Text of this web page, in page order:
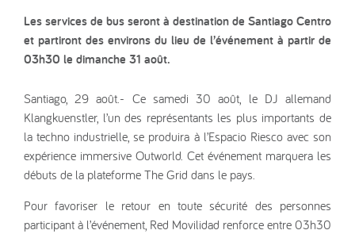
Les services de bus seront à destination de Santiago Centro
et partiront des environs du lieu de l’événement à partir de
03h30 le dimanche 31 août.
Santiago, 29 août.- Ce samedi 30 août, le DJ allemand
Klangkuenstler, l’un des représentants les plus importants de
la techno industrielle, se produira à l’Espacio Riesco avec son
expérience immersive Outworld. Cet événement marquera les
débuts de la plateforme The Grid dans le pays.
Pour favoriser le retour en toute sécurité des personnes
participant à l’événement, Red Movilidad renforce entre 03h30